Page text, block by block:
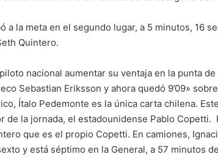
a la meta en el segundo lugar, a 5 minutos, 16
Quintero.
nacional aumentar su ventaja en la punta
Sebastian Eriksson y ahora quedó 9’09»
Ítalo Pedemonte es la única carta chilena.
de la jornada, el estadounidense Pablo Copetti.
que es el propio Copetti. En camiones,
y está séptimo en la General, a 57 minutos